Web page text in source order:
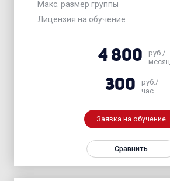
Макс. размер группы
Лицензия на обучение
4 800
руб./
месяц
300
руб./
час
Заявка на обучение
Сравнить